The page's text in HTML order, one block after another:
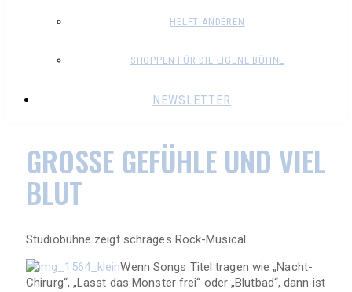
HELFT ANDEREN
SHOPPEN FÜR DIE EIGENE BÜHNE
NEWSLETTER
GROSSE GEFÜHLE UND VIEL B
LUT
Studiobühne zeigt schräges Rock-Musical
Wenn Songs Titel tragen wie „Nacht-
Chirurg“, „Lasst das Monster frei“ oder „Blutbad“, dann ist